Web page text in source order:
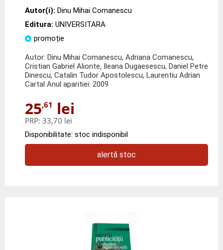
Autor(i): Dinu Mihai Comanescu
Editura: UNIVERSITARA
promoție
Autor: Dinu Mihai Comanescu, Adriana Comanescu,
Cristian Gabriel Alionte, Ileana Dugaesescu, Daniel Petre
Dinescu, Catalin Tudor Apostolescu, Laurentiu Adrian
Cartal Anul aparitiei: 2009
25,61 lei
PRP: 33,70 lei
Disponibilitate: stoc indisponibil
alertă stoc